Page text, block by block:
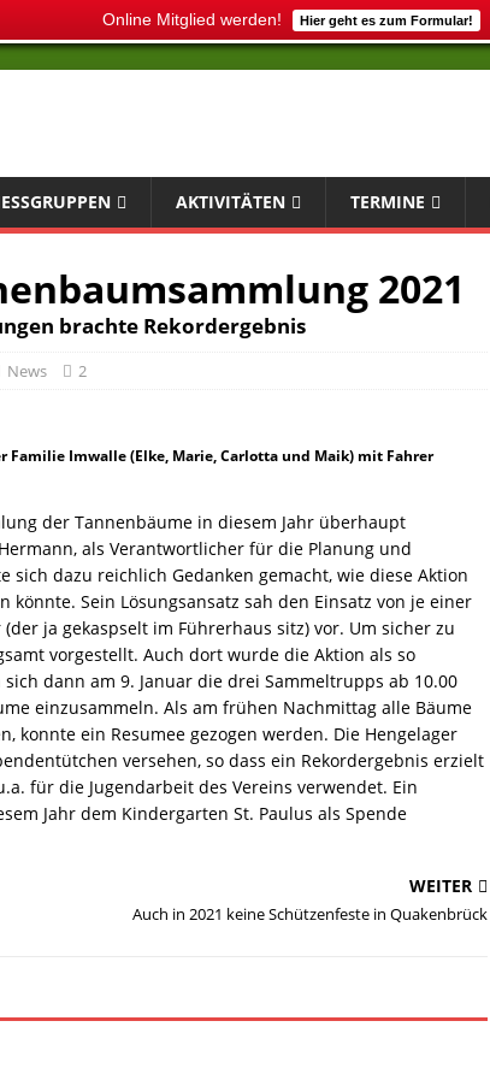
Online Mitglied werden! Hier geht es zum Formular!
AKTIVITÄTEN TERMINE
2021
brachte Rekordergebnis
News 2
Familie Imwalle (Elke, Marie, Carlotta und Maik) mit Fahrer
der Tannenbäume in diesem Jahr überhaupt
als Verantwortlicher für die Planung und
dazu reichlich Gedanken gemacht, wie diese Aktion
Sein Lösungsansatz sah den Einsatz von je einer
ja gekaspselt im Führerhaus sitz) vor. Um sicher zu
vorgestellt. Auch dort wurde die Aktion als so
dann am 9. Januar die drei Sammeltrupps ab 10.00
einzusammeln. Als am frühen Nachmittag alle Bäume
konnte ein Resumee gezogen werden. Die Hengelager
versehen, so dass ein Rekordergebnis erzielt
für die Jugendarbeit des Vereins verwendet. Ein
Jahr dem Kindergarten St. Paulus als Spende
WEITER
Auch in 2021 keine Schützenfeste in Quakenbrück